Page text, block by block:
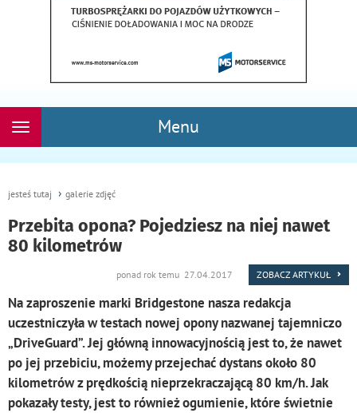
Menu
Rozwiń
jesteś tutaj galerie zdjęć
Przebita opona? Pojedziesz na niej nawet
80 kilometrów
ponad rok temu 27.04.2017 ZOBACZ ARTYKUŁ
Na zaproszenie marki Bridgestone nasza redakcja
uczestniczyła w testach nowej opony nazwanej tajemniczo
„DriveGuard”. Jej główną innowacyjnością jest to, że nawet
po jej przebiciu, możemy przejechać dystans około 80
kilometrów z prędkością nieprzekraczającą 80 km/h. Jak
pokazały testy, jest to również ogumienie, które świetnie